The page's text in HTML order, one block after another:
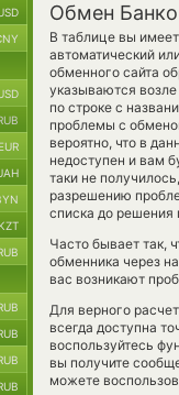
Обмен
В таблице вы
автоматический
обменного сайта
указываются
по строке с
проблемы с
вероятно, что в
недоступен и вам
таки не
разрешению
списка до
Часто бывает так,
обменника через
вас возникают
Для верного
всегда доступна
воспользуйтесь
вы получите
можете
EUR